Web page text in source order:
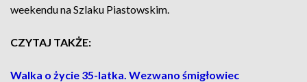
weekendu na Szlaku Piastowskim.
CZYTAJ TAKŻE:
Walka o życie 35-latka. Wezwano śmigłowiec